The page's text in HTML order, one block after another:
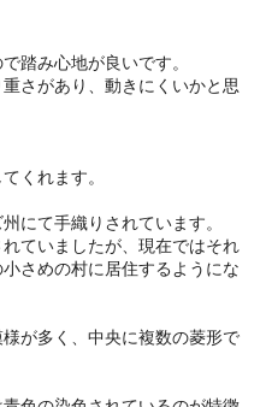
踏み心地が良いです。
さがあり、動きにくいかと思
くれます。
にて手織りされています。
ていましたが、現在ではそれ
さめの村に居住するようにな
が多く、中央に複数の菱形で